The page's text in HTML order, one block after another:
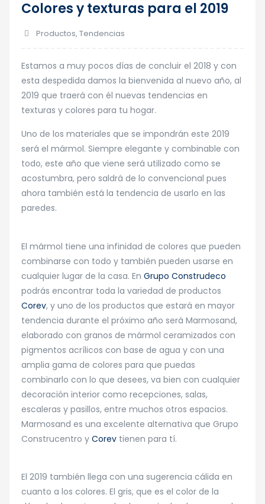
05
Colores y texturas para el 2019
Productos,Tendencias
Estamos a muy pocos días de concluir el 2018 y con
esta despedida damos la bienvenida al nuevo año, al
2019 que traerá con él nuevas tendencias en
texturas y colores para tu hogar.
Uno de los materiales que se impondrán este 2019
será el mármol. Siempre elegante y combinable con
todo, este año que viene será utilizado como se
acostumbra, pero saldrá de lo convencional pues
ahora también está la tendencia de usarlo en las
paredes.
El mármol tiene una infinidad de colores que pueden
combinarse con todo y también pueden usarse en
cualquier lugar de la casa. En Grupo Construdeco
podrás encontrar toda la variedad de productos
Corev, y uno de los productos que estará en mayor
tendencia durante el próximo año será Marmosand,
elaborado con granos de mármol ceramizados con
pigmentos acrílicos con base de agua y con una
amplia gama de colores para que puedas
combinarlo con lo que desees, va bien con cualquier
decoración interior como recepciones, salas,
escaleras y pasillos, entre muchos otros espacios.
Marmosand es una excelente alternativa que Grupo
Construcentro y Corev tienen para tí.
El 2019 también llega con una sugerencia cálida en
cuanto a los colores. El gris, que es el color de la